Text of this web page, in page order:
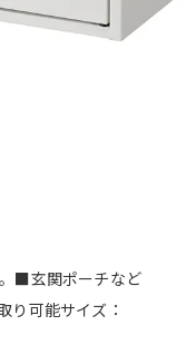
■玄関ポーチなど
り可能サイズ：